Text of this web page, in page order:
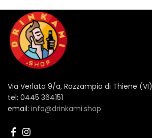
Via Verlata 9/a, Rozzampia di Thiene (VI)
tel: 0445 364151
email: info@drinkami.shop